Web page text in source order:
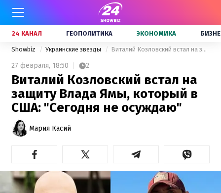
24 КАНАЛ ГЕОПОЛИТИКА ЭКОНОМИКА
Showbiz Украинские звезды Виталий Козловский встал на защиту Влада Ямы, который в США: "Сегодня не осуждаю"
27 февраля, 18:50 2
Виталий Козловский встал на
защиту Влада Ямы, который в
США: "Сегодня не осуждаю"
Мария Касий